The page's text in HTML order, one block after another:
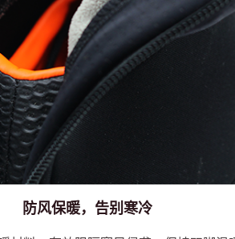
防风保暖，告别寒冷